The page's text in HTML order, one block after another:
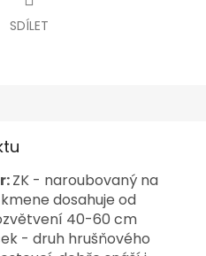
SDÍLET
ZK - naroubovaný na
dosahuje od
40-60 cm
- druh hrušňového